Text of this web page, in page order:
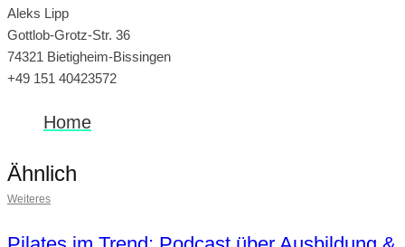
Aleks Lipp
Gottlob-Grotz-Str. 36
74321 Bietigheim-Bissingen
+49 151 40423572
Home
Ähnlich
Weiteres